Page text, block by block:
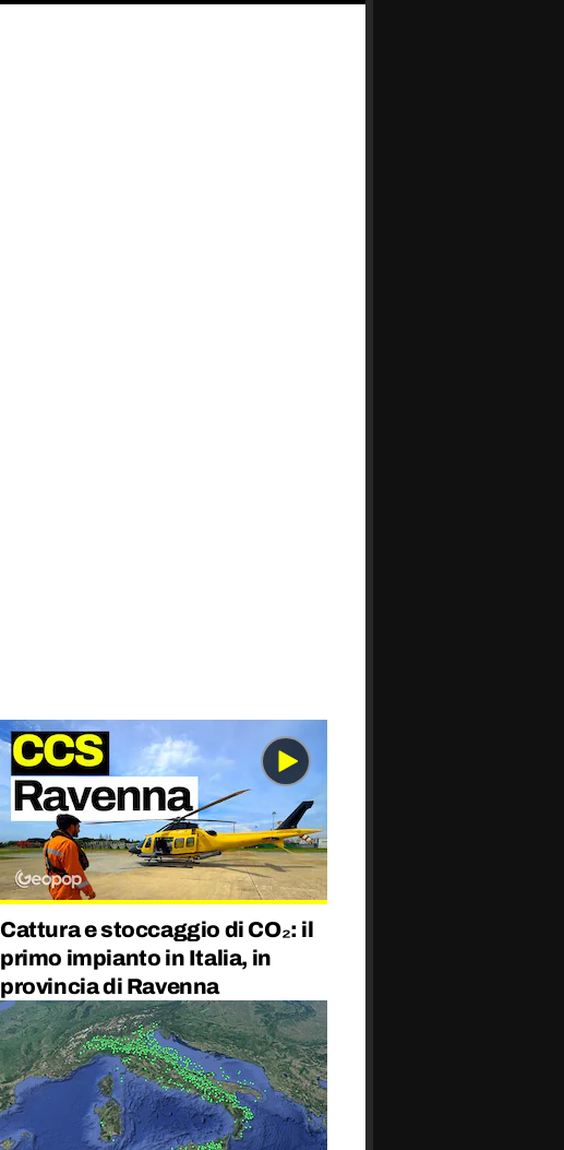
Cattura e stoccaggio di CO₂: il
primo impianto in Italia, in
provincia di Ravenna